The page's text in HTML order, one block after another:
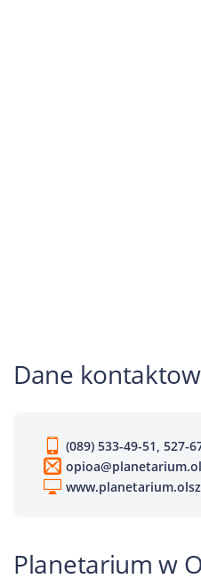
Dane
(089) 533-49-51, 527-
Planetarium w